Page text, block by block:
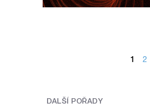
1 2
DALŠÍ POŘADY